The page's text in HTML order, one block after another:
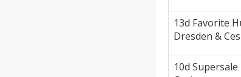
13d Favorite
Dresden &
10d